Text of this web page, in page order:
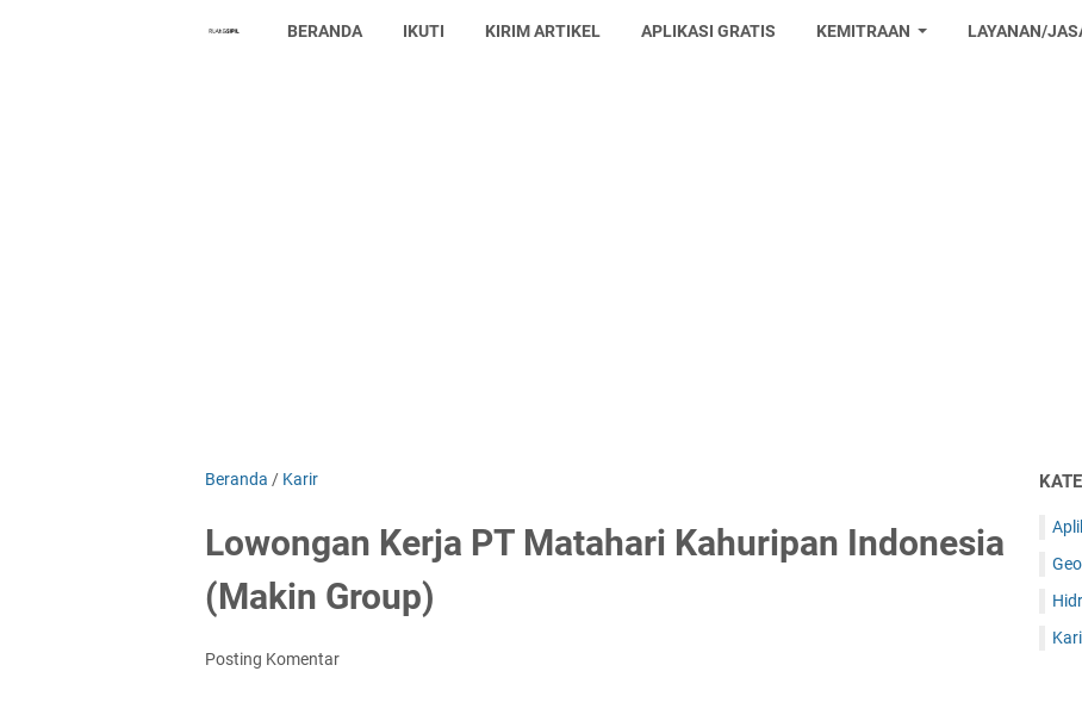
BERANDA IKUTI KIRIM ARTIKEL APLIKASI GRATIS KEMITRAAN LAYANAN/
Beranda / Karir
Lowongan Kerja PT Matahari Kahuripan Indonesia
(Makin Group)
Posting Komentar